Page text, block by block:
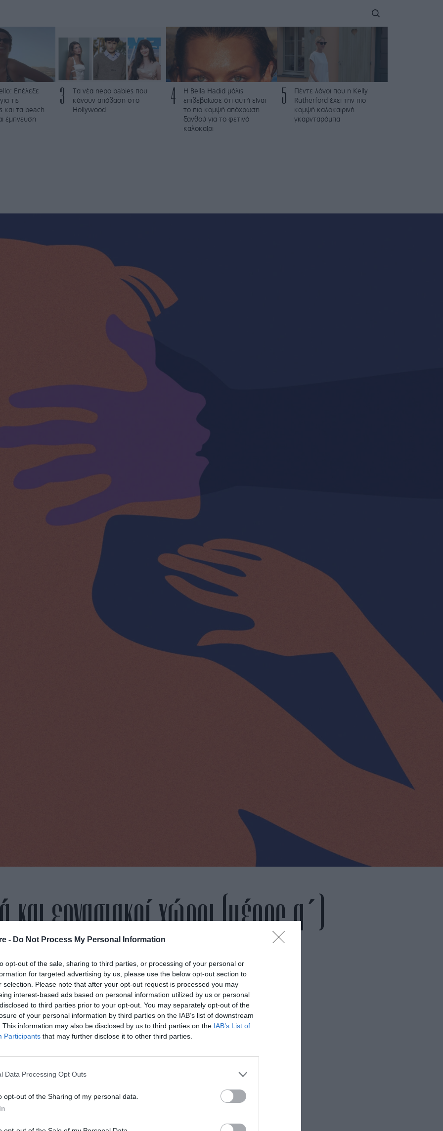
- Do Not Process My Personal Information
opt-out of the sale, sharing to third parties, or processing of your personal or
for targeted advertising by us, please use the below opt-out section to
selection. Please note that after your opt-out request is processed you may
interest-based ads based on personal information utilized by us or personal
to third parties prior to your opt-out. You may separately opt-out of the
of your personal information by third parties on the IAB’s list of downstream
This information may also be disclosed by us to third parties on the IAB’s List of
Participants that may further disclose it to other third parties.
Data Processing Opt Outs
opt-out of the Sharing of my personal data.
Επέλεξε
τις
και τα beach
έμπνευση
3
Τα νέα nepo babies που
κάνουν απόβαση στο
Hollywood
4
Η Bella Hadid μόλις
επιβεβαίωσε ότι αυτή είναι
το πιο κομψή απόχρωση
ξανθού για το φετινό
καλοκαίρι
5
Πέντε λόγοι που η Kelly
Rutherford έχει την πιο
κομψή καλοκαιρινή
γκαρνταρόμπα
και εργασιακοί χώροι (μέρος α΄)
από την Mcteam 22/02/2021
Μπεκατώρουάναψε τη σπίθα και η συζήτηση πήρε
φωτιά, αλλά αν νομίζετε ότι η υπόθεση της σεξουαλικής
αυτού του κόσμου ξεσκεπάστηκαν, κάνετε λάθος. Τώρα
να συνεχίσουμε να μιλάμε για να διαλύσουμε από τα
το συστημικό σεξισμό που κρατά πίσω το μισό πληθυσμό